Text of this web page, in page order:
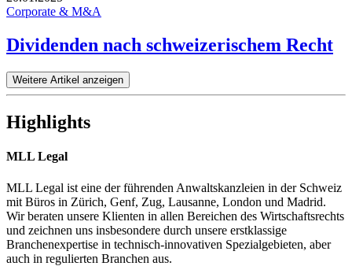
Corporate & M&A
Dividenden nach schweizerischem Recht
Weitere Artikel anzeigen
Highlights
MLL Legal
MLL Legal ist eine der führenden Anwaltskanzleien in der Schweiz
mit Büros in Zürich, Genf, Zug, Lausanne, London und Madrid.
Wir beraten unsere Klienten in allen Bereichen des Wirtschaftsrechts
und zeichnen uns insbesondere durch unsere erstklassige
Branchenexpertise in technisch-innovativen Spezialgebieten, aber
auch in regulierten Branchen aus.